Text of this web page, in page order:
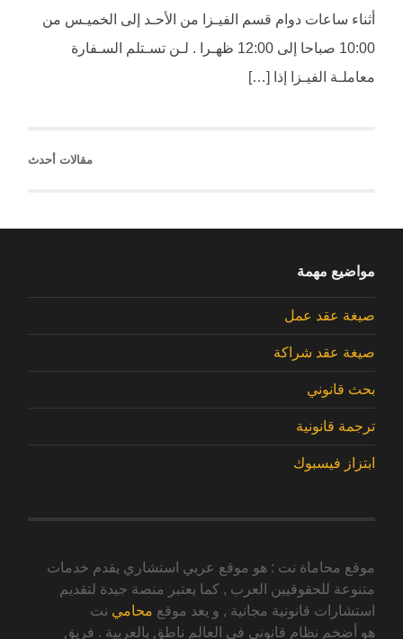
أثناء ساعات دوام قسم الفيـزا من الأحـد إلى الخميـس من
10:00 صباحا إلى 12:00 ظهـرا . لـن تسـتلم السـفارة
معاملـة الفيـزا إذا […]
مقالات أحدث
مواضيع مهمة
صيغة عقد عمل
صيغة عقد شراكة
بحث قانوني
ترجمة قانونية
ابتزاز فيسبوك
موقع محاماة نت : هو موقع عربي استشاري يقدم خدمات
متنوعة للحقوقيين العرب , كما يعتبر منصة جيدة لتقديم
استشارات قانونية مجانية , و يعد موقع محامي نت
هو أضخم نظام قانوني في العالم ناطق بالعربية . فريق